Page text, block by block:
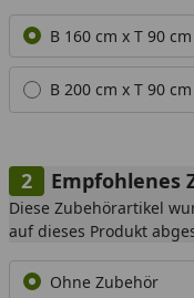
Alle anzeigen (2)
B 160 cm x T 90 cm
B 200 cm x T 90 cm
Empfohlenes
Diese Zubehörartikel
auf dieses Produkt
Ohne Zubehör